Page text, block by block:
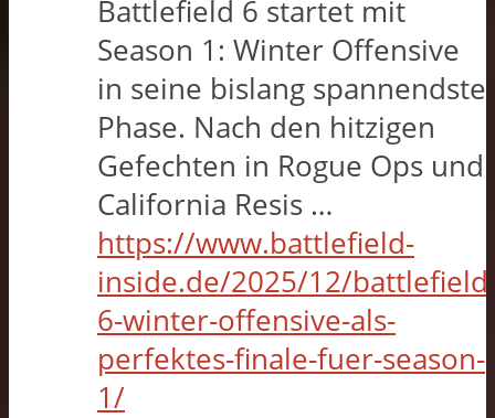
Battlefield 6 startet mit
Season 1: Winter Offensive
in seine bislang spannendste
Phase. Nach den hitzigen
Gefechten in Rogue Ops und
California Resis …
https://www.battlefield-
inside.de/2025/12/
6-winter-offensive-als-
perfektes-finale-fuer-season-
1/